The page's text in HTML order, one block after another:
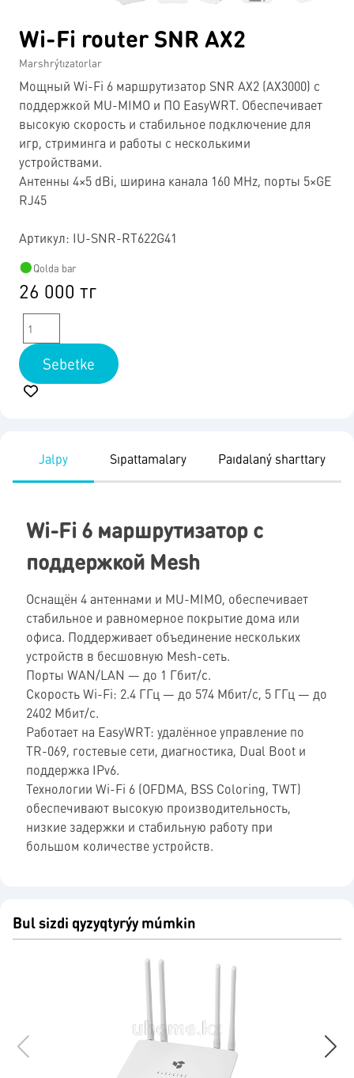
Wi-Fi router SNR AX2
Marshrýtızatorlar
Мощный Wi-Fi 6 маршрутизатор SNR AX2 (AX3000) с
поддержкой MU-MIMO и ПО EasyWRT. Обеспечивает
высокую скорость и стабильное подключение для
игр, стриминга и работы с несколькими
устройствами.
Антенны 4×5 dBi, ширина канала 160 MHz, порты 5×GE
RJ45
Артикул: IU-SNR-RT622G41
Qolda bar
26 000 тг
Sebetke
Jalpy Sıpattamalary Paıdalaný sharttary
Wi-Fi 6 маршрутизатор с
поддержкой Mesh
Оснащён 4 антеннами и MU-MIMO, обеспечивает
стабильное и равномерное покрытие дома или
офиса. Поддерживает объединение нескольких
устройств в бесшовную Mesh-сеть.
Порты WAN/LAN — до 1 Гбит/с.
Скорость Wi-Fi: 2.4 ГГц — до 574 Мбит/с, 5 ГГц — до
2402 Мбит/с.
Работает на EasyWRT: удалённое управление по
TR-069, гостевые сети, диагностика, Dual Boot и
поддержка IPv6.
Технологии Wi-Fi 6 (OFDMA, BSS Coloring, TWT)
обеспечивают высокую производительность,
низкие задержки и стабильную работу при
большом количестве устройств.
Bul sizdi qyzyqtyrýy múmkin